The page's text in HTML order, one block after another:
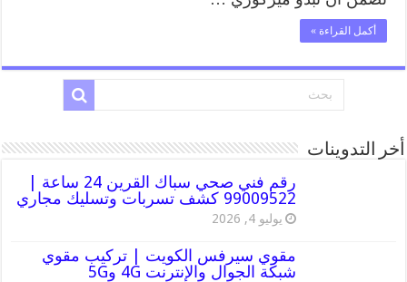
أكمل القراءة »
أخر التدوينات
رقم فني صحي سباك القرين 24 ساعة |
99009522 كشف تسربات وتسليك مجاري
يوليو 4, 2026
مقوي سيرفس الكويت | تركيب مقوي
شبكة الجوال والإنترنت 4G و5G